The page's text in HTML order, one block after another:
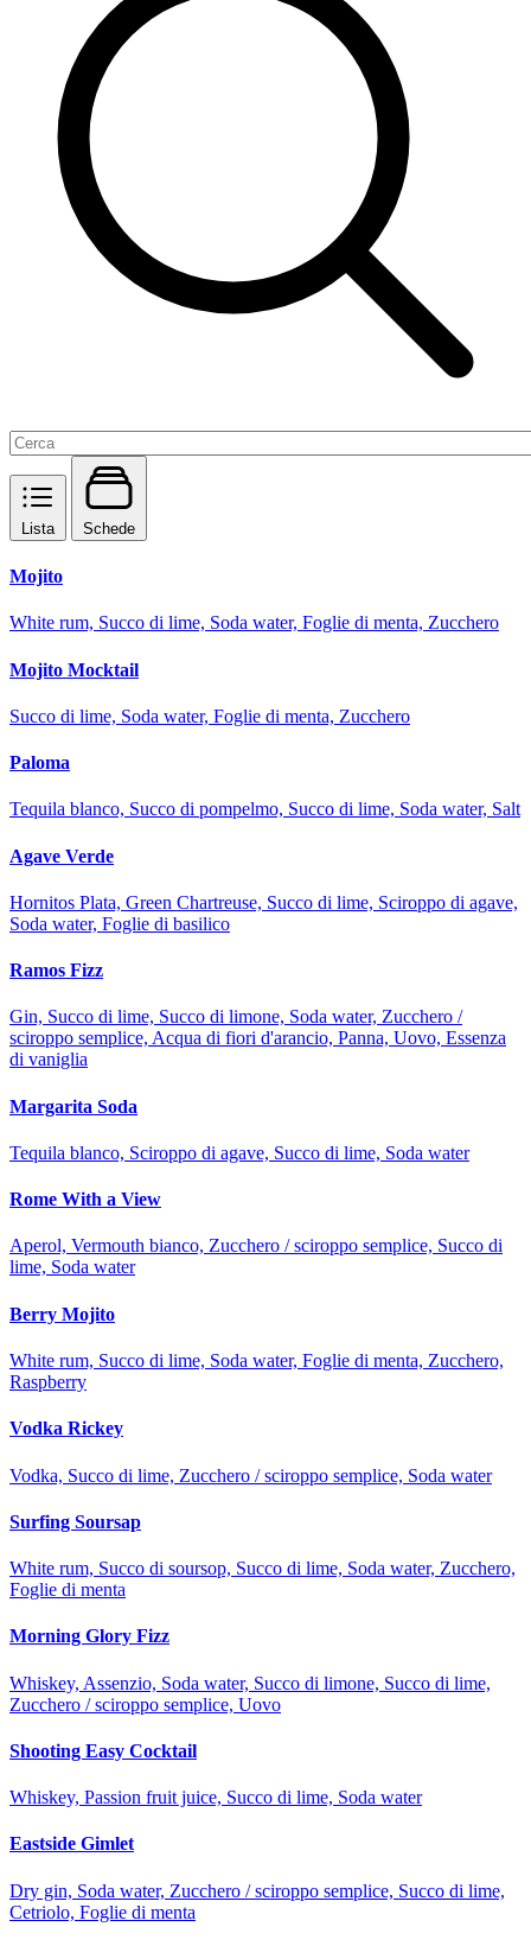
Lista Schede
Mojito
White rum, Succo di lime, Soda water, Foglie di menta, Zucchero
Mojito Mocktail
Succo di lime, Soda water, Foglie di menta, Zucchero
Paloma
Tequila blanco, Succo di pompelmo, Succo di lime, Soda water, Salt
Agave Verde
Hornitos Plata, Green Chartreuse, Succo di lime, Sciroppo di agave,
Soda water, Foglie di basilico
Ramos Fizz
Gin, Succo di lime, Succo di limone, Soda water, Zucchero /
sciroppo semplice, Acqua di fiori d'arancio, Panna, Uovo, Essenza
di vaniglia
Margarita Soda
Tequila blanco, Sciroppo di agave, Succo di lime, Soda water
Rome With a View
Aperol, Vermouth bianco, Zucchero / sciroppo semplice, Succo di
lime, Soda water
Berry Mojito
White rum, Succo di lime, Soda water, Foglie di menta, Zucchero,
Raspberry
Vodka Rickey
Vodka, Succo di lime, Zucchero / sciroppo semplice, Soda water
Surfing Soursap
White rum, Succo di soursop, Succo di lime, Soda water, Zucchero,
Foglie di menta
Morning Glory Fizz
Whiskey, Assenzio, Soda water, Succo di limone, Succo di lime,
Zucchero / sciroppo semplice, Uovo
Shooting Easy Cocktail
Whiskey, Passion fruit juice, Succo di lime, Soda water
Eastside Gimlet
Dry gin, Soda water, Zucchero / sciroppo semplice, Succo di lime,
Cetriolo, Foglie di menta